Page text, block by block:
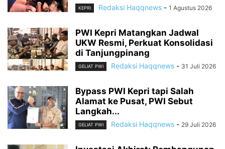
KEPRI Redaksi Haqqnews - 1 Agustus 2026
PWI Kepri Matangkan Jadwal
UKW Resmi, Perkuat Konsolidasi
di Tanjungpinang
GELIAT PWI Redaksi Haqqnews - 31 Juli 2026
Bypass PWI Kepri tapi Salah
Alamat ke Pusat, PWI Sebut
Langkah...
GELIAT PWI Redaksi Haqqnews - 29 Juli 2026